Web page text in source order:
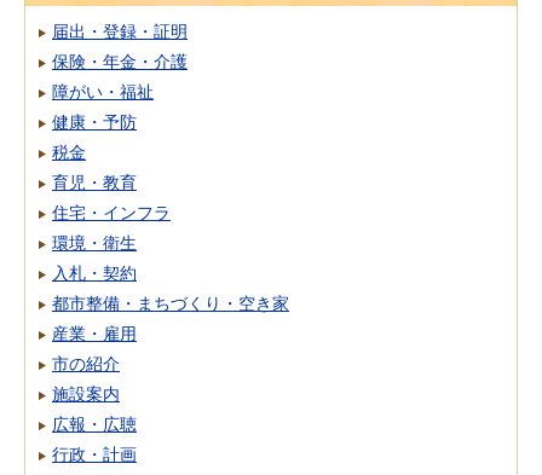
届出・登録・証明
保険・年金・介護
障がい・福祉
健康・予防
税金
育児・教育
住宅・インフラ
環境・衛生
入札・契約
都市整備・まちづくり・空き家
産業・雇用
市の紹介
施設案内
広報・広聴
行政・計画